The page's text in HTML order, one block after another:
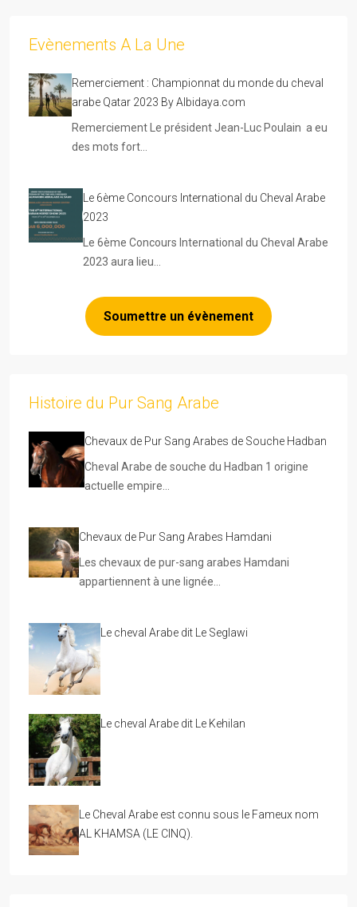
Evènements A La Une
Remerciement : Championnat du monde du cheval
arabe Qatar 2023 By Albidaya.com
Remerciement Le président Jean-Luc Poulain a eu
des mots fort…
Le 6ème Concours International du Cheval Arabe
2023
Le 6ème Concours International du Cheval Arabe
2023 aura lieu…
Soumettre un évènement
Histoire du Pur Sang Arabe
Chevaux de Pur Sang Arabes de Souche Hadban
Cheval Arabe de souche du Hadban 1 origine
actuelle empire…
Chevaux de Pur Sang Arabes Hamdani
Les chevaux de pur-sang arabes Hamdani
appartiennent à une lignée…
Le cheval Arabe dit Le Seglawi
Le cheval Arabe dit Le Kehilan
Le Cheval Arabe est connu sous le Fameux nom
AL KHAMSA (LE CINQ).